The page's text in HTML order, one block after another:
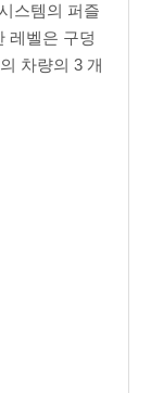
스템의 퍼즐
레벨은 구덩
차량의 3 개